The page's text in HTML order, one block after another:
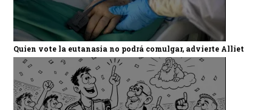
Quien vote la eutanasia no podrá comulgar, advierte Alliet